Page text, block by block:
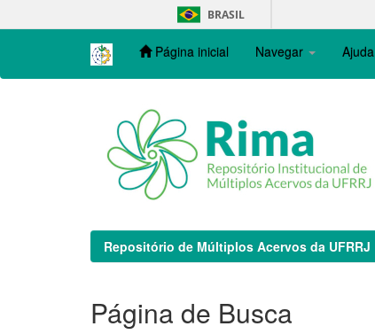
navigation
BRASIL
Página inicial Navegar Ajuda
Repositório de Múltiplos Acervos da UFRRJ
Página de Busca